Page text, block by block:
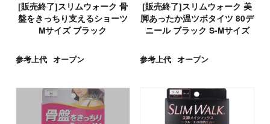
[販売終了]スリムウォーク 骨
盤をきっちり支えるショーツ
Mサイズ ブラック
参考上代 オープン
[販売終了]スリムウォーク 美
脚あったか温ツボタイツ 80デ
ニール ブラック S-Mサイズ
参考上代 オープン